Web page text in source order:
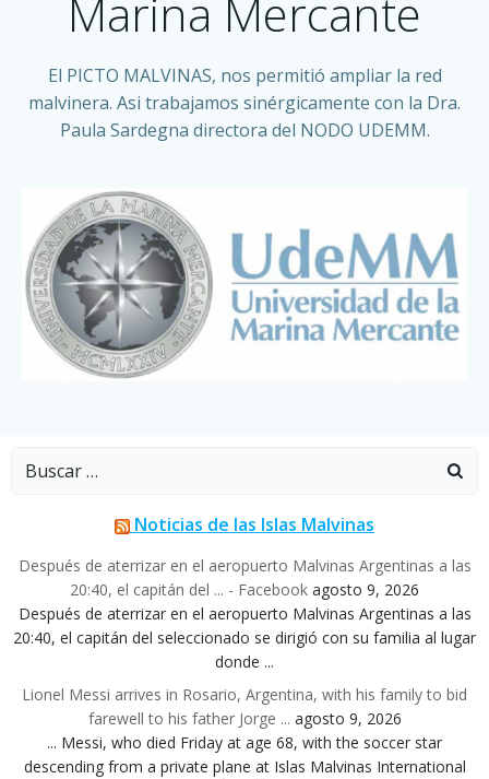
Marina Mercante
El PICTO MALVINAS, nos permitió ampliar la red
malvinera. Asi trabajamos sinérgicamente con la Dra.
Paula Sardegna directora del NODO UDEMM.
Buscar:
Noticias de las Islas Malvinas
Después de aterrizar en el aeropuerto Malvinas Argentinas a las
20:40, el capitán del ... - Facebook agosto 9, 2026
Después de aterrizar en el aeropuerto Malvinas Argentinas a las
20:40, el capitán del seleccionado se dirigió con su familia al lugar
donde ...
Lionel Messi arrives in Rosario, Argentina, with his family to bid
farewell to his father Jorge ... agosto 9, 2026
... Messi, who died Friday at age 68, with the soccer star
descending from a private plane at Islas Malvinas International